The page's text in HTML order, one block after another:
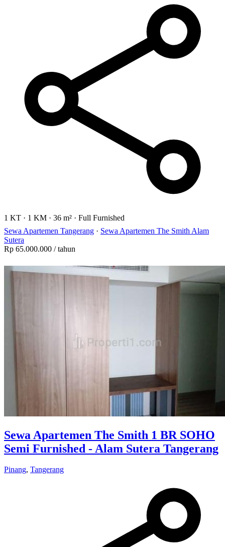
1 KT · 1 KM · 36 m² · Full Furnished
Sewa Apartemen Tangerang · Sewa Apartemen The Smith Alam
Sutera
Rp 65.000.000 / tahun
Sewa Apartemen The Smith 1 BR SOHO
Semi Furnished - Alam Sutera Tangerang
Pinang, Tangerang